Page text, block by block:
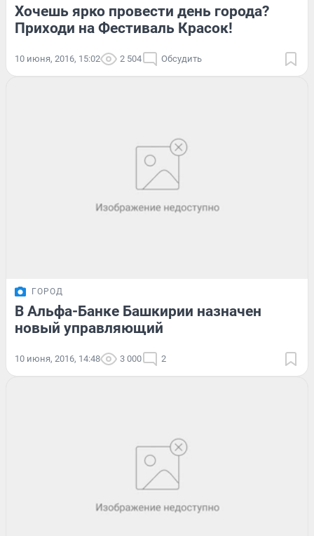
Хочешь ярко провести день города?
Приходи на Фестиваль Красок!
10 июня, 2016, 15:02 2 504 Обсудить
ГОРОД
В Альфа-Банке Башкирии назначен
новый управляющий
10 июня, 2016, 14:48 3 000 2